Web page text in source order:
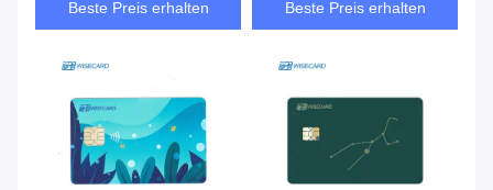
Beste Preis erhalten
Beste Preis erhalten